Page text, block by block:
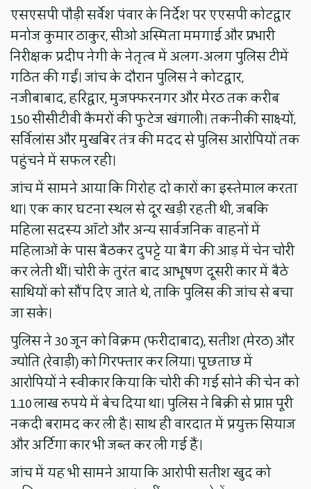
एसएसपी पौड़ी सर्वेश पंवार के निर्देश पर एएसपी कोटद्वार
मनोज कुमार ठाकुर, सीओ अस्मिता ममगाई और प्रभारी
निरीक्षक प्रदीप नेगी के नेतृत्व में अलग-अलग पुलिस टीमें
गठित की गईं। जांच के दौरान पुलिस ने कोटद्वार,
नजीबाबाद, हरिद्वार, मुजफ्फरनगर और मेरठ तक करीब
150 सीसीटीवी कैमरों की फुटेज खंगाली। तकनीकी साक्ष्यों,
सर्विलांस और मुखबिर तंत्र की मदद से पुलिस आरोपियों तक
पहुंचने में सफल रही।
जांच में सामने आया कि गिरोह दो कारों का इस्तेमाल करता
था। एक कार घटना स्थल से दूर खड़ी रहती थी, जबकि
महिला सदस्य ऑटो और अन्य सार्वजनिक वाहनों में
महिलाओं के पास बैठकर दुपट्टे या बैग की आड़ में चेन चोरी
कर लेती थीं। चोरी के तुरंत बाद आभूषण दूसरी कार में बैठे
साथियों को सौंप दिए जाते थे, ताकि पुलिस की जांच से बचा
जा सके।
पुलिस ने 30 जून को विक्रम (फरीदाबाद), सतीश (मेरठ) और
ज्योति (रेवाड़ी) को गिरफ्तार कर लिया। पूछताछ में
आरोपियों ने स्वीकार किया कि चोरी की गई सोने की चेन को
1.10 लाख रुपये में बेच दिया था। पुलिस ने बिक्री से प्राप्त पूरी
नकदी बरामद कर ली है। साथ ही वारदात में प्रयुक्त सियाज
और अर्टिगा कार भी जब्त कर ली गई हैं।
जांच में यह भी सामने आया कि आरोपी सतीश खुद को